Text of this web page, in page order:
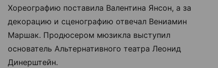
Хореографию поставила Валентина Янсон, а за
декорацию и сценографию отвечал Вениамин
Маршак. Продюсером мюзикла выступил
основатель Альтернативного театра Леонид
Динерштейн.